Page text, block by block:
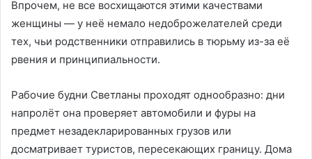
Впрочем, не все восхищаются этими качествами
женщины — у неё немало недоброжелателей среди
тех, чьи родственники отправились в тюрьму из-за её
рвения и принципиальности.
Рабочие будни Светланы проходят однообразно: дни
напролёт она проверяет автомобили и фуры на
предмет незадекларированных грузов или
досматривает туристов, пересекающих границу. Дома